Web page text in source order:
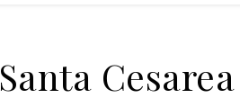
Santa Cesarea